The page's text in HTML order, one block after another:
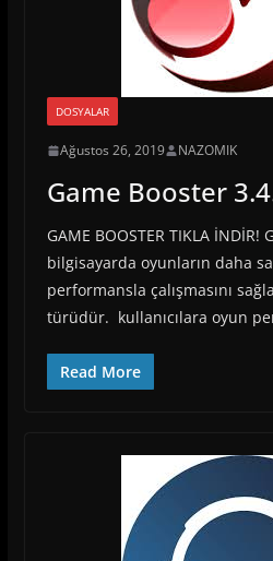
DOSYALAR
Ağustos 26, 2019 NAZOMIK
Game Booster
GAME BOOSTER TIKLA İNDİR!
bilgisayarda oyunların daha
performansla çalışmasını
türüdür. kullanıcılara oyun
Read More